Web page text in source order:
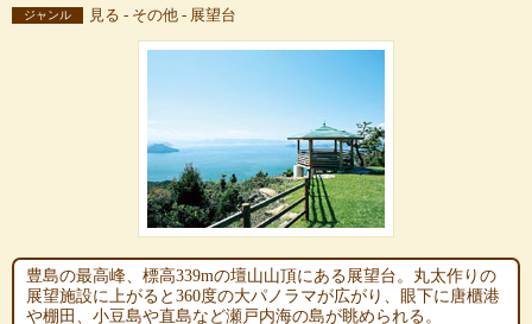
ジャンル 見る - その他 - 展望台
豊島の最高峰、標高339mの壇山山頂にある展望台。丸太作りの
展望施設に上がると360度の大パノラマが広がり、眼下に唐櫃港
や棚田、小豆島や直島など瀬戸内海の島が眺められる。